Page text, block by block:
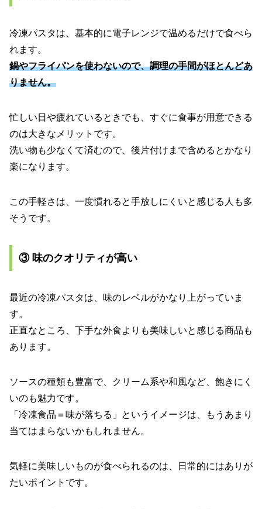
冷凍パスタは、基本的に電子レンジで温めるだけで食べら
れます。
鍋やフライパンを使わないので、調理の手間がほとんどあ
りません。
忙しい日や疲れているときでも、すぐに食事が用意できる
のは大きなメリットです。
洗い物も少なくて済むので、後片付けまで含めるとかなり
楽になります。
この手軽さは、一度慣れると手放しにくいと感じる人も多
そうです。
③ 味のクオリティが高い
最近の冷凍パスタは、味のレベルがかなり上がっていま
す。
正直なところ、下手な外食よりも美味しいと感じる商品も
あります。
ソースの種類も豊富で、クリーム系や和風など、飽きにく
いのも魅力です。
「冷凍食品＝味が落ちる」というイメージは、もうあまり
当てはまらないかもしれません。
気軽に美味しいものが食べられるのは、日常的にはありが
たいポイントです。